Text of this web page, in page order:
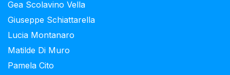
Gea Scolavino Vella
Giuseppe Schiattarella
Lucia Montanaro
Matilde Di Muro
Pamela Cito